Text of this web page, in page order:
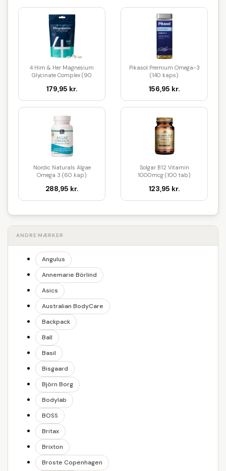
4 Him & Her Magnesium
Glycinate Complex (90
179,95 kr.
Pikasol Premium Omega-3
(140 kaps)
156,95 kr.
Nordic Naturals Algae
Omega 3 (60 kap)
288,95 kr.
Solgar B12 Vitamin
1000mcg (100 tab)
123,95 kr.
ANDRE MÆRKER
Angulus
Annemarie Börlind
Asics
Australian BodyCare
Backpack
Ball
Basil
Bisgaard
Björn Borg
Bodylab
BOSS
Britax
Brixton
Broste Copenhagen